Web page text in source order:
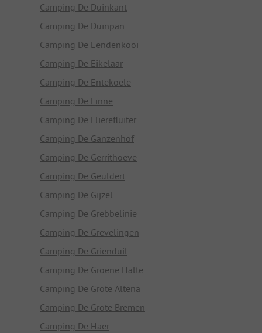
Camping De Duinkant
Camping De Duinpan
Camping De Eendenkooi
Camping De Eikelaar
Camping De Entekoele
Camping De Finne
Camping De Flierefluiter
Camping De Ganzenhof
Camping De Gerrithoeve
Camping De Geuldert
Camping De Gijzel
Camping De Grebbelinie
Camping De Grevelingen
Camping De Grienduil
Camping De Groene Halte
Camping De Grote Altena
Camping De Grote Bremen
Camping De Haer